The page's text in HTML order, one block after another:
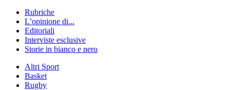
Rubriche
L’opinione di...
Editoriali
Interviste esclusive
Storie in bianco e nero
Altri Sport
Basket
Rugby